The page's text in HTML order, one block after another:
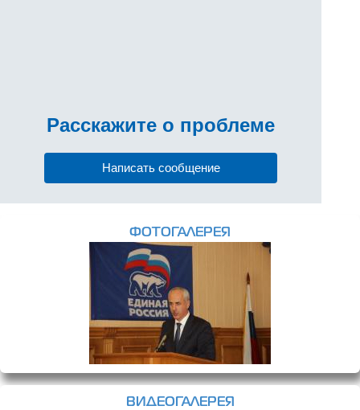
Расскажите о проблеме
Написать сообщение
ФОТОГАЛЕРЕЯ
ВИДЕОГАЛЕРЕЯ